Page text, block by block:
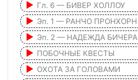
Гл. 6 — БИВЕР ХОЛЛОУ
Эп. 1 — РАНЧО ПРОНХОРН
Эп. 2 — НАДЕЖДА БИЧЕРА
ПОБОЧНЫЕ КВЕСТЫ
ОХОТА ЗА ГОЛОВАМИ